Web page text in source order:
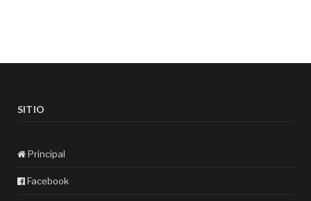
SITIO
Principal
Facebook